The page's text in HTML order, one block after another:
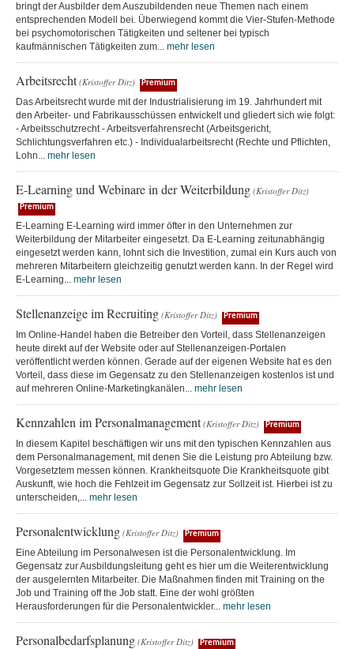
bringt der Ausbilder dem Auszubildenden neue Themen nach einem
entsprechenden Modell bei. Überwiegend kommt die Vier-Stufen-Methode
bei psychomotorischen Tätigkeiten und seltener bei typisch
kaufmännischen Tätigkeiten zum... mehr lesen
Arbeitsrecht (Kristoffer Ditz) Premium
Das Arbeitsrecht wurde mit der Industrialisierung im 19. Jahrhundert mit
den Arbeiter- und Fabrikausschüssen entwickelt und gliedert sich wie folgt:
- Arbeitsschutzrecht - Arbeitsverfahrensrecht (Arbeitsgericht,
Schlichtungsverfahren etc.) - Individualarbeitsrecht (Rechte und Pflichten,
Lohn... mehr lesen
E-Learning und Webinare in der Weiterbildung (Kristoffer Ditz)
Premium
E-Learning E-Learning wird immer öfter in den Unternehmen zur
Weiterbildung der Mitarbeiter eingesetzt. Da E-Learning zeitunabhängig
eingesetzt werden kann, lohnt sich die Investition, zumal ein Kurs auch von
mehreren Mitarbeitern gleichzeitig genutzt werden kann. In der Regel wird
E-Learning... mehr lesen
Stellenanzeige im Recruiting (Kristoffer Ditz) Premium
Im Online-Handel haben die Betreiber den Vorteil, dass Stellenanzeigen
heute direkt auf der Website oder auf Stellenanzeigen-Portalen
veröffentlicht werden können. Gerade auf der eigenen Website hat es den
Vorteil, dass diese im Gegensatz zu den Stellenanzeigen kostenlos ist und
auf mehreren Online-Marketingkanälen... mehr lesen
Kennzahlen im Personalmanagement (Kristoffer Ditz) Premium
In diesem Kapitel beschäftigen wir uns mit den typischen Kennzahlen aus
dem Personalmanagement, mit denen Sie die Leistung pro Abteilung bzw.
Vorgesetztem messen können. Krankheitsquote Die Krankheitsquote gibt
Auskunft, wie hoch die Fehlzeit im Gegensatz zur Sollzeit ist. Hierbei ist zu
unterscheiden,... mehr lesen
Personalentwicklung (Kristoffer Ditz) Premium
Eine Abteilung im Personalwesen ist die Personalentwicklung. Im
Gegensatz zur Ausbildungsleitung geht es hier um die Weiterentwicklung
der ausgelernten Mitarbeiter. Die Maßnahmen finden mit Training on the
Job und Training off the Job statt. Eine der wohl größten
Herausforderungen für die Personalentwickler... mehr lesen
Personalbedarfsplanung (Kristoffer Ditz) Premium